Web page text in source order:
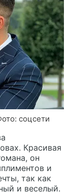
соцсети
Красивая
он
и
так как
и веселый.